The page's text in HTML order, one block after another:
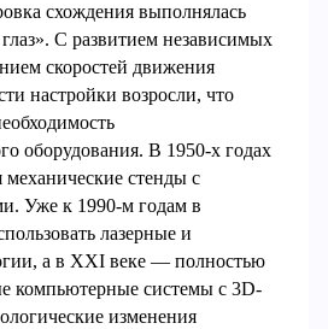
схождения выполнялась
С развитием независимых
скоростей движения
настройки возросли, что
оборудования. В 1950-х годах
механические стенды с
Уже к 1990-м годам в
лазерные и
а в XXI веке — полностью
компьютерные системы с 3D-
изменения